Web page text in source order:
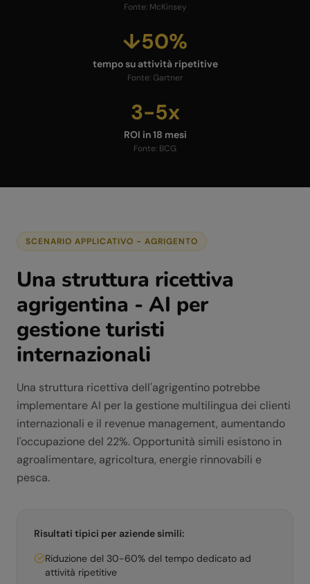
Fonte: McKinsey
↓50%
tempo su attività ripetitive
Fonte: Gartner
3-5x
ROI in 18 mesi
Fonte: BCG
SCENARIO APPLICATIVO -AGRIGENTO
Una struttura ricettiva
agrigentina - AI per
gestione turisti
internazionali
Una struttura ricettiva dell'agrigentino potrebbe
implementare AI per la gestione multilingua dei clienti
internazionali e il revenue management, aumentando
l'occupazione del 22%. Opportunità simili esistono in
agroalimentare, agricoltura, energie rinnovabili e
pesca.
Risultati tipici per aziende simili:
Riduzione del 30-60% del tempo dedicato ad
attività ripetitive